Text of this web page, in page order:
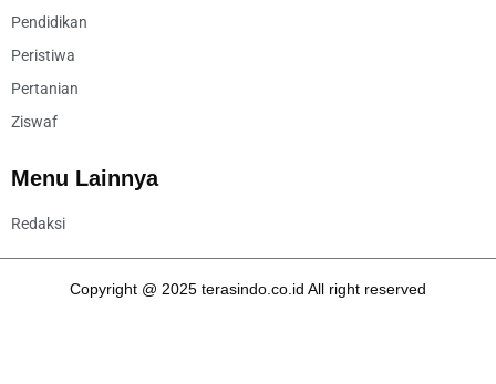
Pendidikan
Peristiwa
Pertanian
Ziswaf
Menu Lainnya
Redaksi
Copyright @ 2025 terasindo.co.id All right reserved